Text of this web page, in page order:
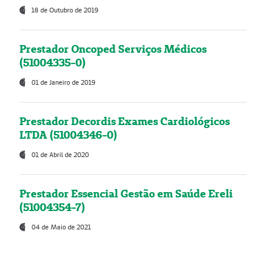
18 de Outubro de 2019
Prestador Oncoped Serviços Médicos
(51004335-0)
01 de Janeiro de 2019
Prestador Decordis Exames Cardiológicos
LTDA (51004346-0)
01 de Abril de 2020
Prestador Essencial Gestão em Saúde Ereli
(51004354-7)
04 de Maio de 2021